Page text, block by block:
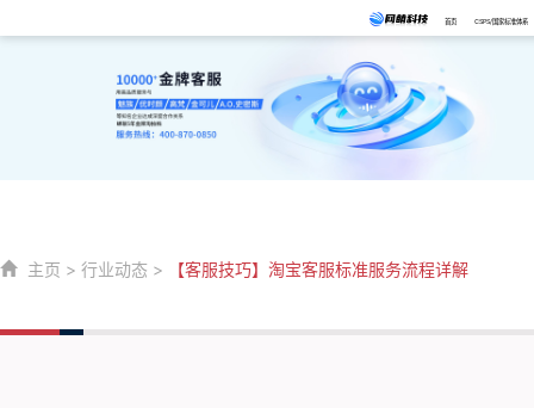
首页 CSPS/国家标准体系
主页 > 行业动态 > 【客服技巧】淘宝客服标准服务流程详解